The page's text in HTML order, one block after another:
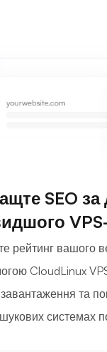
SEO
рейтинг вашого
CloudLinux
та
системах